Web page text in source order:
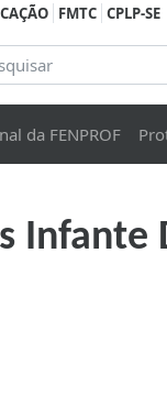
FMTC CPLP-SE
da FENPROF
Infante